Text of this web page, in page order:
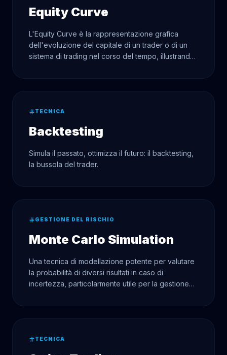
Equity Curve
L'Equity Curve è la rappresentazione grafica
dell'evoluzione del capitale di un trader o di un
sistema di trading nel corso del tempo, illustrando
TECNICA
Backtesting
Simula il passato, ottimizza il futuro: il backtesting,
la bussola del trader.
GESTIONE DEL RISCHIO
Monte Carlo Simulation
Una tecnica di modellazione potente per valutare
la probabilità di diversi risultati in caso di
incertezza, particolarmente utile per la gestione
TECNICA